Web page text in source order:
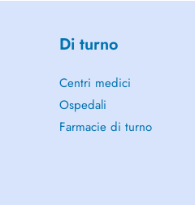
Di turno
Centri medici
Ospedali
Farmacie di turno